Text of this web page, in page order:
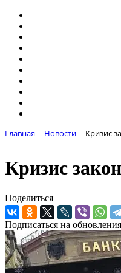
Главная Новости Кризис
Кризис
Поделиться
Подписаться на обновления